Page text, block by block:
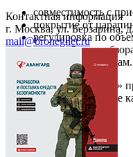
совместимость с
покрытие от
регулировка по
широкий угол
допзащита по бокам.
В компании «Авангард»
бренды, гарантирующие
безопасность.
Контактная информация
г. Москва, ул. Берзарина,
mail@bronegilet.ru